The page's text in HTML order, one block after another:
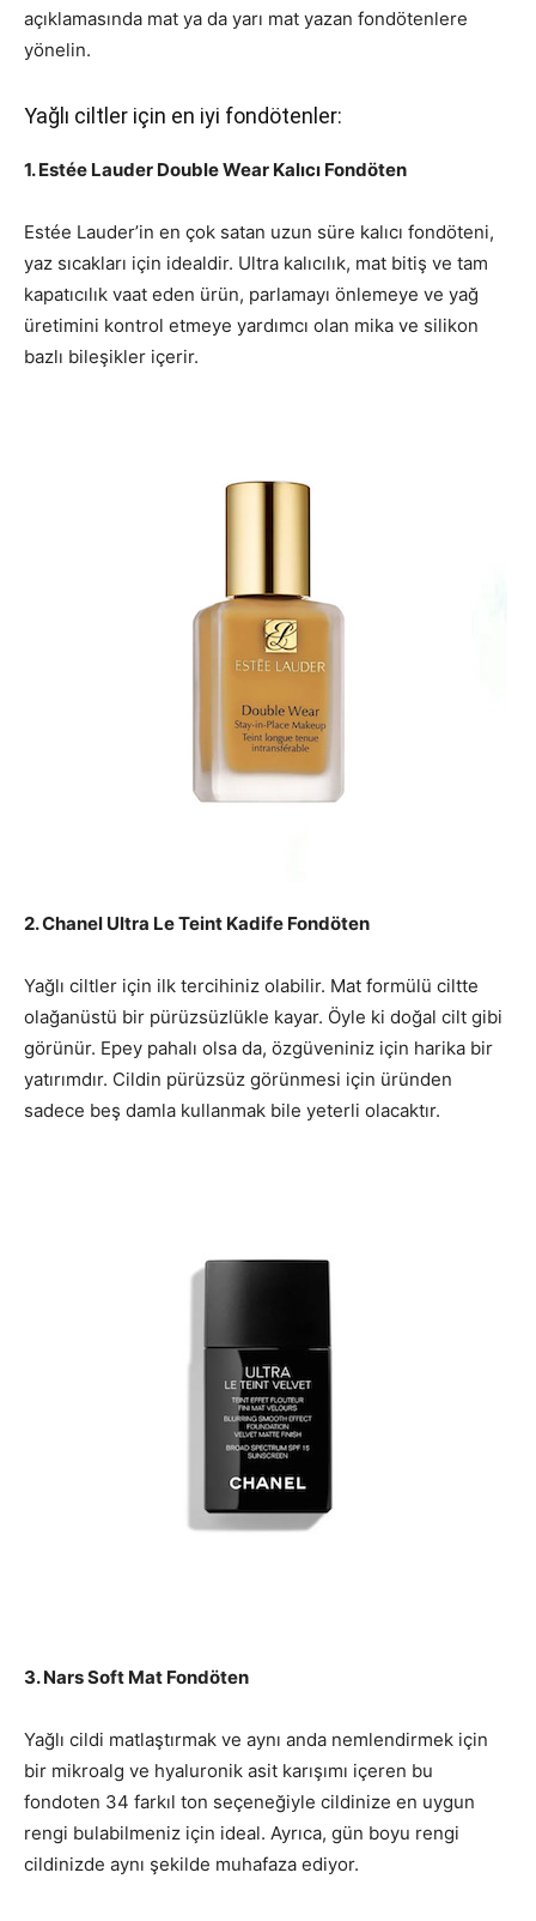
açıklamasında mat ya da yarı mat yazan fondötenlere
yönelin.
Yağlı ciltler için en iyi fondötenler:
1. Estée Lauder Double Wear Kalıcı Fondöten
Estée Lauder’in en çok satan uzun süre kalıcı fondöteni,
yaz sıcakları için idealdir. Ultra kalıcılık, mat bitiş ve tam
kapatıcılık vaat eden ürün, parlamayı önlemeye ve yağ
üretimini kontrol etmeye yardımcı olan mika ve silikon
bazlı bileşikler içerir.
2. Chanel Ultra Le Teint Kadife Fondöten
Yağlı ciltler için ilk tercihiniz olabilir. Mat formülü ciltte
olağanüstü bir pürüzsüzlükle kayar. Öyle ki doğal cilt gibi
görünür. Epey pahalı olsa da, özgüveniniz için harika bir
yatırımdır. Cildin pürüzsüz görünmesi için üründen
sadece beş damla kullanmak bile yeterli olacaktır.
3. Nars Soft Mat Fondöten
Yağlı cildi matlaştırmak ve aynı anda nemlendirmek için
bir mikroalg ve hyaluronik asit karışımı içeren bu
fondoten 34 farkıl ton seçeneğiyle cildinize en uygun
rengi bulabilmeniz için ideal. Ayrıca, gün boyu rengi
cildinizde aynı şekilde muhafaza ediyor.